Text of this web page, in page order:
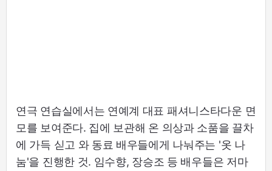
연극 연습실에서는 연예계 대표 패셔니스타다운 면
모를 보여준다. 집에 보관해 온 의상과 소품을 끌차
에 가득 싣고 와 동료 배우들에게 나눠주는 '옷 나
눔'을 진행한 것. 임수향, 장승조 등 배우들은 저마